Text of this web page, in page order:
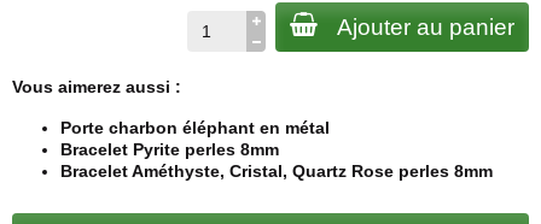
Ajouter au panier
Vous aimerez aussi :
Porte charbon éléphant en métal
Bracelet Pyrite perles 8mm
Bracelet Améthyste, Cristal, Quartz Rose perles 8mm